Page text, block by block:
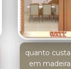
quanto
em madeira